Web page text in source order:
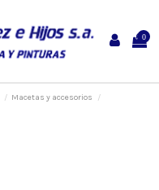
0
Macetas y accesorios